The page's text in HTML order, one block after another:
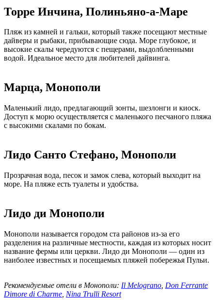
Торре Инчина, Полиньяно-а-Маре
Пляж из камней и гальки, который также посещают местные
дайверы и рыбаки, прибывающие сюда. Море глубокое, и
высокие скалы чередуются с пещерами, выдолбленными
водой. Идеальное место для любителей дайвинга.
Марца, Монополи
Маленький лидо, предлагающий зонты, шезлонги и киоск.
Доступ к морю осуществляется с маленького песчаного пляжа
с высокими скалами по бокам.
Лидо Санто Стефано, Монополи
Прозрачная вода, песок и замок слева, который выходит на
море. На пляже есть туалеты и удобства.
Лидо ди Монополи
Монополи называется городом ста районов из-за его
разделения на различные местности, каждая из которых носит
название фермы или церкви. Лидо ди Монополи — один из
наиболее известных и посещаемых пляжей побережья Пульи.
Рекомендуемые отели в Монополи: Il Melograno Don Ferrante
Dimore di Charme Nina Trulli Resort